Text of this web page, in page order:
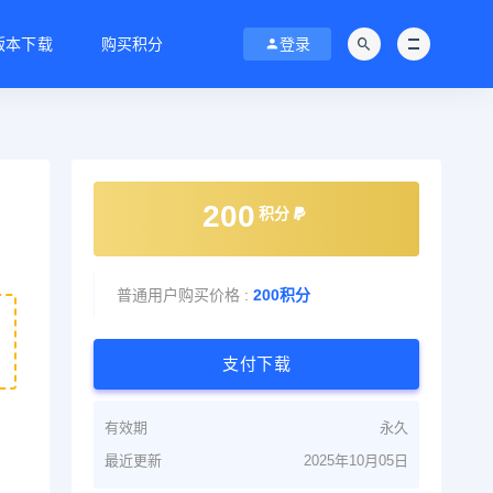
本下载 购买积分 登录
200 积分
普通用户购买价格 :200积分
支付下载
有效期
永久
最近更新
2025年10月05日